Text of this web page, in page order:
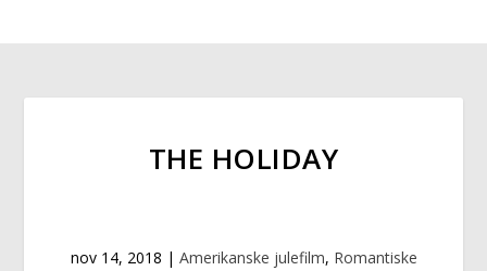
THE HOLIDAY
nov 14, 2018 | Amerikanske julefilm, Romantiske